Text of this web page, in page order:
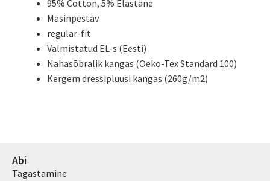
95% Cotton, 5% Elastane
Masinpestav
regular-fit
Valmistatud EL-s (Eesti)
Nahasõbralik kangas (Oeko-Tex Standard 100)
Kergem dressipluusi kangas (260g/m2)
Abi
Tagastamine